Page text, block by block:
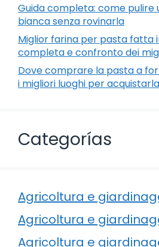
Guida completa: come pulire
bianca senza rovinarla
Miglior farina per pasta fatta
completa e confronto dei
Dove comprare la pasta a
i migliori luoghi per
Categorías
Agricoltura e
Agricoltura e
Agricoltura e